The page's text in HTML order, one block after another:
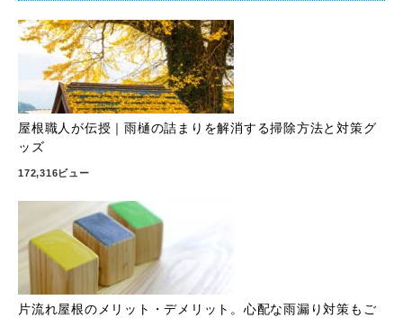
屋根職人が伝授｜雨樋の詰まりを解消する掃除方法と対策グ
ッズ
172,316ビュー
片流れ屋根のメリット・デメリット。心配な雨漏り対策もご